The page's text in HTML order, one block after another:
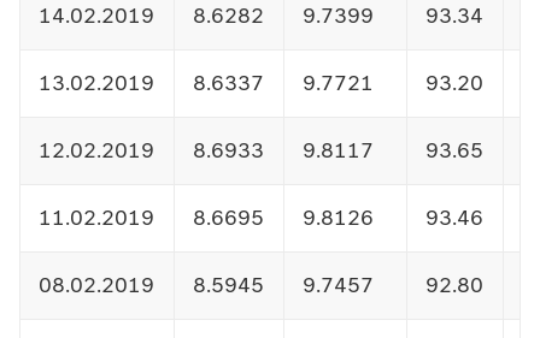
14.02.2019 8.6282 9.7399 93.34
13.02.2019 8.6337 9.7721 93.20
12.02.2019 8.6933 9.8117 93.65
11.02.2019 8.6695 9.8126 93.46
08.02.2019 8.5945 9.7457 92.80